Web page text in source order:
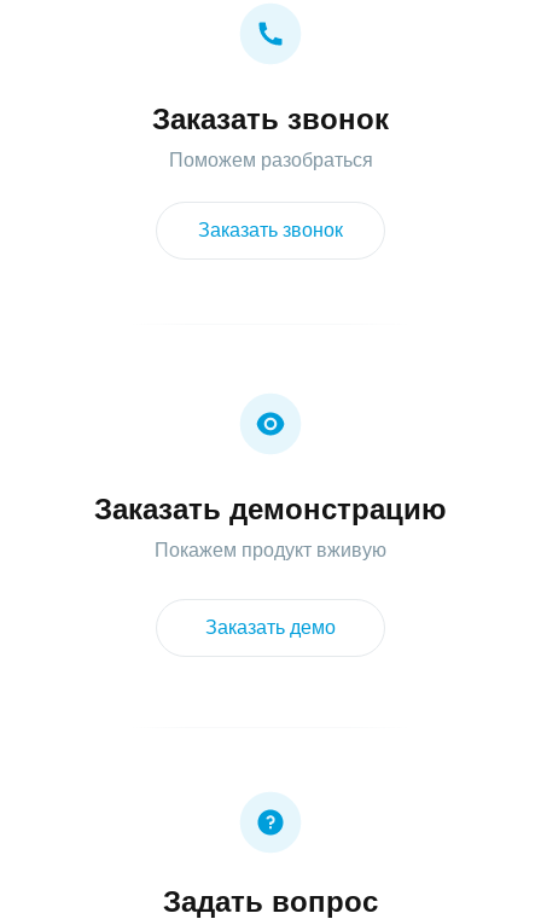
Заказать звонок
Поможем разобраться
Заказать звонок
Заказать демонстрацию
Покажем продукт вживую
Заказать демо
Задать вопрос